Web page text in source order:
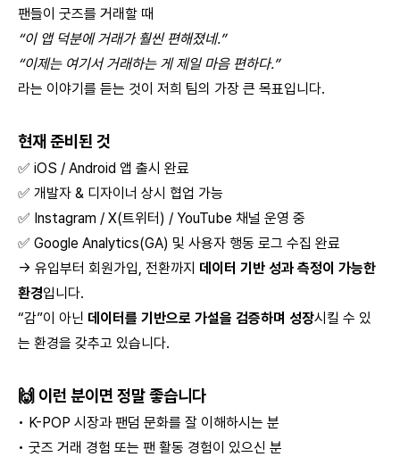
팬들이 굿즈를 거래할 때
“이 앱 덕분에 거래가 훨씬 편해졌네.”
“이제는 여기서 거래하는 게 제일 마음 편하다.”
라는 이야기를 듣는 것이 저희 팀의 가장 큰 목표입니다.
현재 준비된 것
✅ iOS / Android 앱 출시 완료
✅ 개발자 & 디자이너 상시 협업 가능
✅ Instagram / X(트위터) / YouTube 채널 운영 중
✅ Google Analytics(GA) 및 사용자 행동 로그 수집 완료
→ 유입부터 회원가입, 전환까지 데이터 기반 성과 측정이 가능한
환경입니다.
“감”이 아닌 데이터를 기반으로 가설을 검증하며 성장시킬 수 있
는 환경을 갖추고 있습니다.
🙌 이런 분이면 정말 좋습니다
• K-POP 시장과 팬덤 문화를 잘 이해하시는 분
• 굿즈 거래 경험 또는 팬 활동 경험이 있으신 분